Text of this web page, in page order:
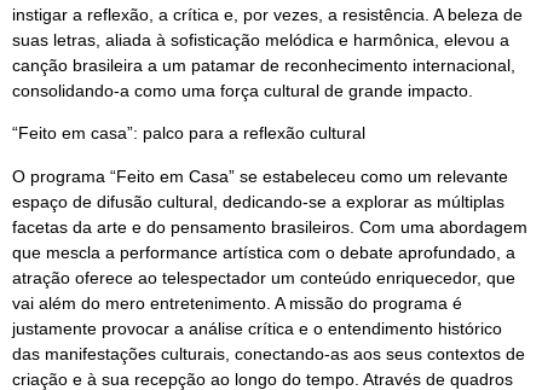
instigar a reflexão, a crítica e, por vezes, a resistência. A beleza de
suas letras, aliada à sofisticação melódica e harmônica, elevou a
canção brasileira a um patamar de reconhecimento internacional,
consolidando-a como uma força cultural de grande impacto.
“Feito em casa”: palco para a reflexão cultural
O programa “Feito em Casa” se estabeleceu como um relevante
espaço de difusão cultural, dedicando-se a explorar as múltiplas
facetas da arte e do pensamento brasileiros. Com uma abordagem
que mescla a performance artística com o debate aprofundado, a
atração oferece ao telespectador um conteúdo enriquecedor, que
vai além do mero entretenimento. A missão do programa é
justamente provocar a análise crítica e o entendimento histórico
das manifestações culturais, conectando-as aos seus contextos de
criação e à sua recepção ao longo do tempo. Através de quadros